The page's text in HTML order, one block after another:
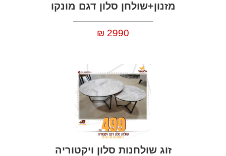
מזנון+שולחן סלון דגם מונקו
2990
₪
זוג שולחנות סלון ויקטוריה